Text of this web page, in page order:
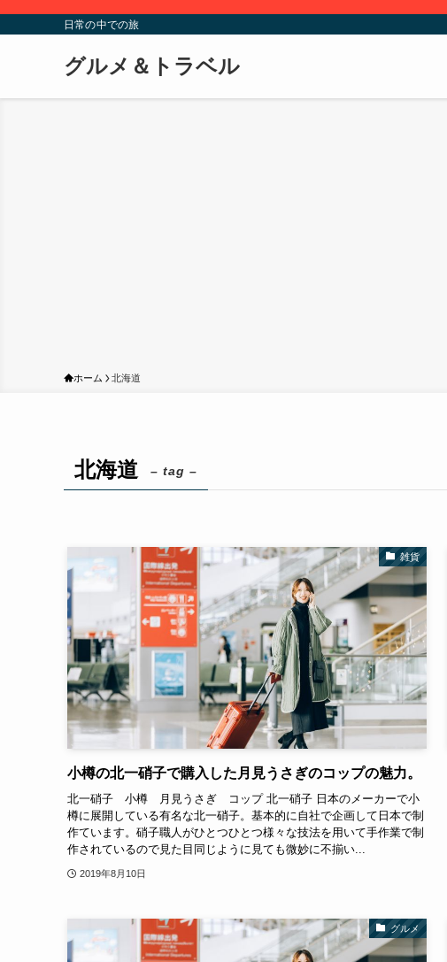
日常の中での旅
グルメ＆トラベル
ホーム 北海道
北海道 – tag –
雑貨
小樽の北一硝子で購入した月見うさぎのコップの魅力。
北一硝子 小樽 月見うさぎ コップ 北一硝子 日本のメーカーで小
樽に展開している有名な北一硝子。基本的に自社で企画して日本で制
作ています。硝子職人がひとつひとつ様々な技法を用いて手作業で制
作されているので見た目同じように見ても微妙に不揃い...
2019年8月10日
グルメ